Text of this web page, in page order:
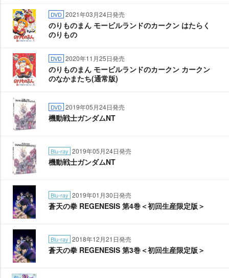
DVD 2021年03月24日発売
のりものまん モービルランドのカークン はたらく
のりもの
DVD 2020年11月25日発売
のりものまん モービルランドのカークン カークン
のなかまたち(通常版)
DVD 2019年05月24日発売
機動戦士ガンダムNT
Blu-ray 2019年05月24日発売
機動戦士ガンダムNT
Blu-ray 2019年01月30日発売
蒼天の拳 REGENESIS 第4巻＜初回生産限定版＞
Blu-ray 2018年12月21日発売
蒼天の拳 REGENESIS 第3巻＜初回生産限定版＞